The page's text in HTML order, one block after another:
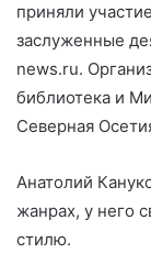
приняли
заслуженные
news.ru.
библиотека и
Северная
Анатолий
жанрах, у него
стилю.